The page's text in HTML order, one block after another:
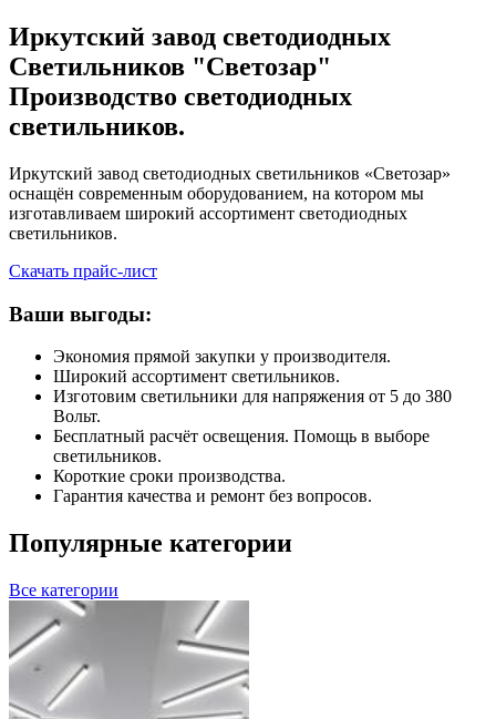
Иркутский завод светодиодных
Светильников "Светозар"
Производство светодиодных
светильников.
Иркутский завод светодиодных светильников «Светозар»
оснащён современным оборудованием, на котором мы
изготавливаем широкий ассортимент светодиодных
светильников.
Скачать прайс-лист
Ваши выгоды:
Экономия прямой закупки у производителя.
Широкий ассортимент светильников.
Изготовим светильники для напряжения от 5 до 380
Вольт.
Бесплатный расчёт освещения. Помощь в выборе
светильников.
Короткие сроки производства.
Гарантия качества и ремонт без вопросов.
Популярные категории
Все категории